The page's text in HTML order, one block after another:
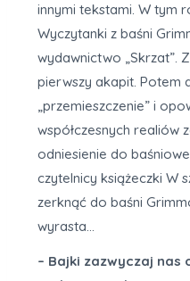
innymi tekstami. W tym
Wyczytanki z baśni
wydawnictwo „Skrzat”.
pierwszy akapit. Potem
„przemieszczenie” i
współczesnych realiów
odniesienie do
czytelnicy książeczki W
zerknąć do baśni
wyrasta…
– Bajki zazwyczaj nas